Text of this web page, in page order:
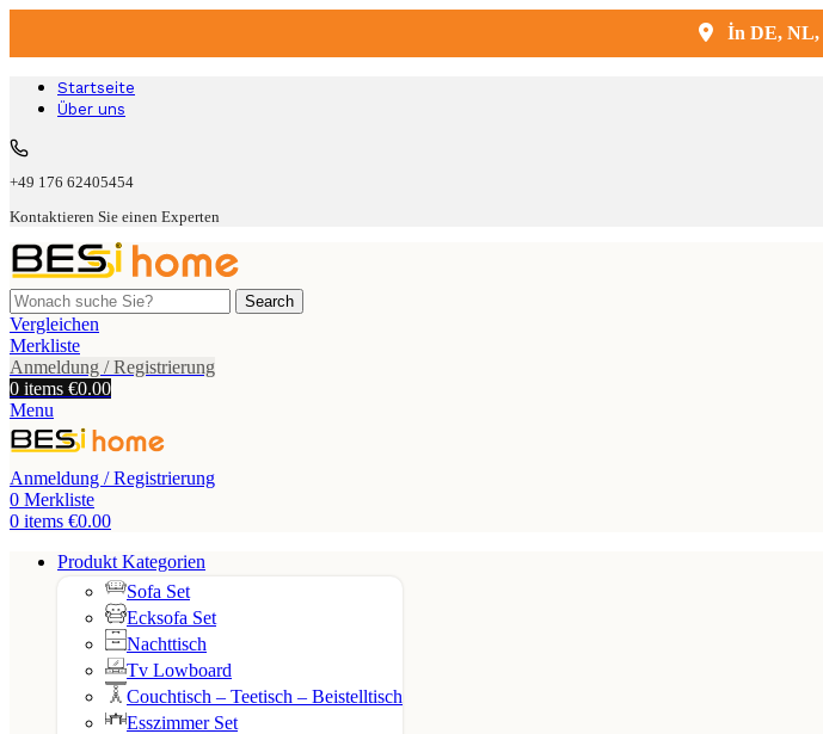
Kostenlose
İn DE, NL,
Startseite
Über uns
+49 176 62405454
Kontaktieren Sie einen Experten
Search
Vergleichen
Merkliste
Anmeldung / Registrierung
0 items €0.00
Menu
Anmeldung / Registrierung
0 Merkliste
0 items €0.00
Produkt Kategorien
Sofa Set
Ecksofa Set
Nachttisch
Tv Lowboard
Couchtisch – Teetisch – Beistelltisch
Esszimmer Set